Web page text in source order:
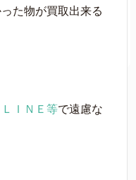
た物が買取出来る
ＩＮＥ等で遠慮な